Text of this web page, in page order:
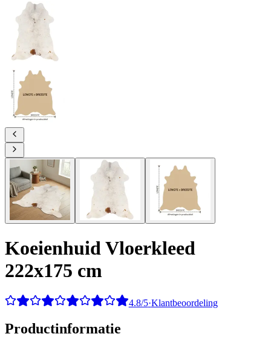
Koeienhuid Vloerkleed
222x175 cm
4.8/5·Klantbeoordeling
Productinformatie